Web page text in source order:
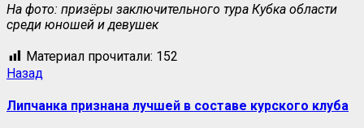
На фото: призёры заключительного тура Кубка области
среди юношей и девушек
Материал прочитали: 152
Назад
Липчанка признана лучшей в составе курского клуба